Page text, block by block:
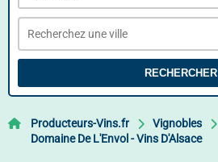
RECHERCHER
Producteurs-Vins.fr Vignobles
Domaine De L'Envol - Vins D'Alsace